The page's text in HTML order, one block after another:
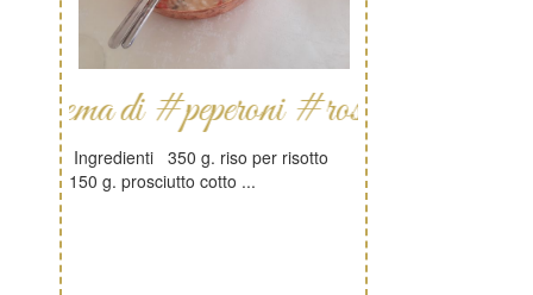
di #peperoni #rossi gialli #ricetta
Ingredienti 350 g. riso per risotto
150 g. prosciutto cotto ...